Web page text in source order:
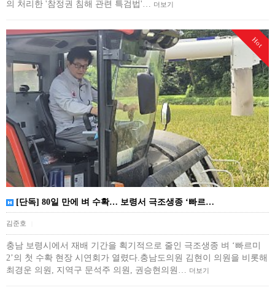
의 처리한 '참정권 침해 관련 특검법'… 더보기
Hot
[단독] 80일 만에 벼 수확… 보령서 극조생종 ‘빠르…
김준호
충남 보령시에서 재배 기간을 획기적으로 줄인 극조생종 벼 ‘빠르미
2’의 첫 수확 현장 시연회가 열렸다.충남도의원 김현이 의원을 비롯해
최경운 의원, 지역구 문석주 의원, 권승현의원…
더보기